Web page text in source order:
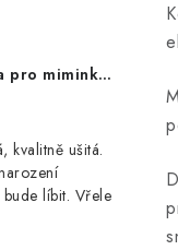
Bavlněná souprava pro miminko, zvířátka v lese
kvalitně ušitá.
bude líbit. Vřele